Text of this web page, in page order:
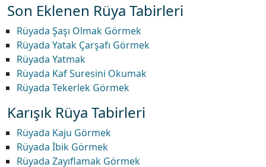
Son Eklenen Rüya Tabirleri
Rüyada Şaşı Olmak Görmek
Rüyada Yatak Çarşafı Görmek
Rüyada Yatmak
Rüyada Kaf Suresini Okumak
Rüyada Tekerlek Görmek
Karışık Rüya Tabirleri
Rüyada Kaju Görmek
Rüyada İbik Görmek
Rüyada Zayıflamak Görmek